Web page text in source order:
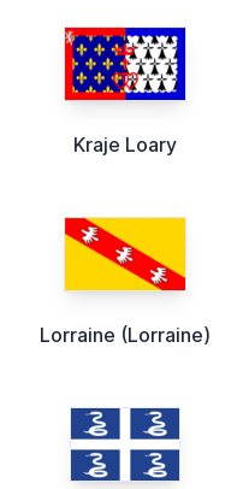
Kraje Loary
Lorraine (Lorraine)